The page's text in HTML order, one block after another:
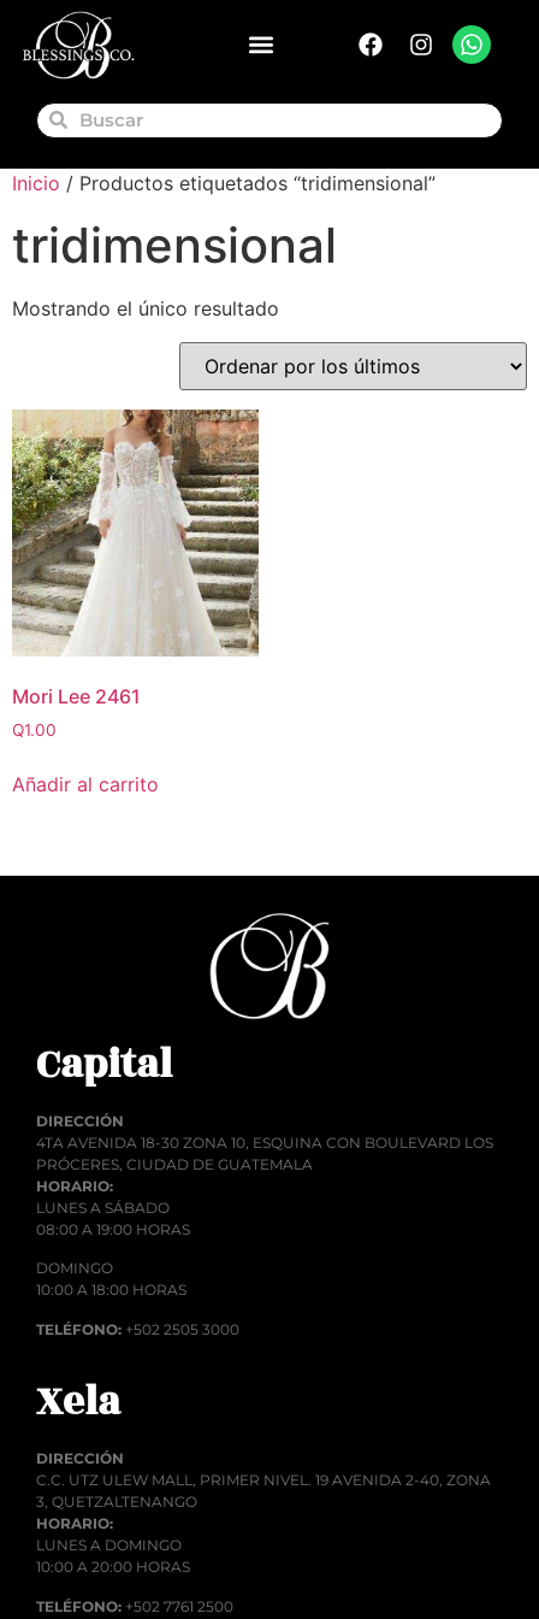
Inicio / Productos etiquetados “tridimensional”
tridimensional
Mostrando el único resultado
Mori Lee 2461
Q1.00
Añadir al carrito
Capital
DIRECCIÓN
4TA AVENIDA 18-30 ZONA 10, ESQUINA CON BOULEVARD LOS
PRÓCERES, CIUDAD DE GUATEMALA
HORARIO:
LUNES A SÁBADO
08:00 A 19:00 HORAS
DOMINGO
10:00 A 18:00 HORAS
TELÉFONO: +502 2505 3000
Xela
DIRECCIÓN
C.C. UTZ ULEW MALL, PRIMER NIVEL. 19 AVENIDA 2-40, ZONA
3, QUETZALTENANGO
HORARIO:
LUNES A DOMINGO
10:00 A 20:00 HORAS
TELÉFONO: +502 7761 2500